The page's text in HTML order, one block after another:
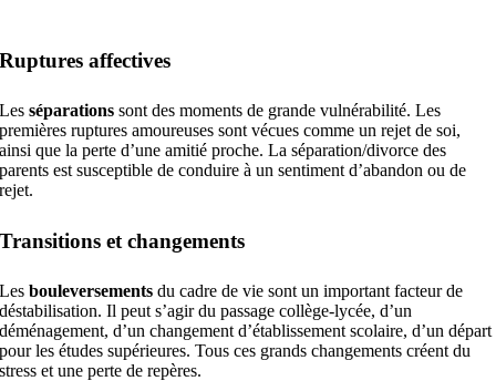
Ruptures affectives
Lesséparations sont des moments de grande vulnérabilité. Les
premières ruptures amoureuses sont vécues comme un rejet de soi,
ainsi que la perte d’une amitié proche. La séparation/divorce des
parents est susceptible de conduire à un sentiment d’abandon ou de
rejet.
Transitions et changements
Lesbouleversements du cadre de vie sont un important facteur de
déstabilisation. Il peut s’agir du passage collège-lycée, d’un
déménagement, d’un changement d’établissement scolaire, d’un départ
pour les études supérieures. Tous ces grands changements créent du
stress et une perte de repères.